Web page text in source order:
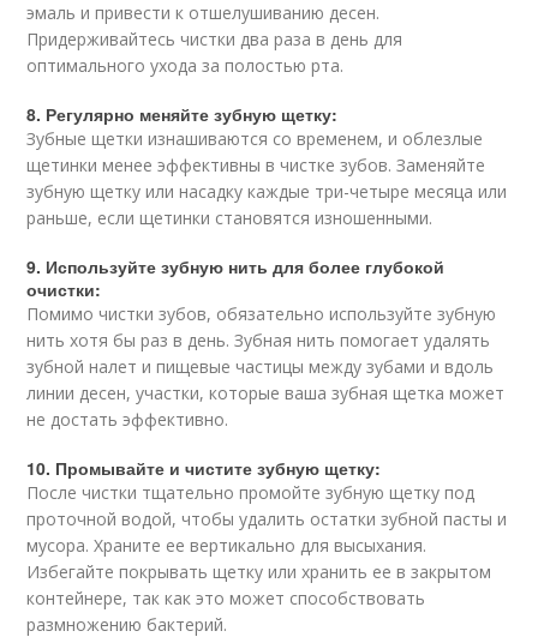
эмаль и привести к отшелушиванию десен.
Придерживайтесь чистки два раза в день для
оптимального ухода за полостью рта.
8. Регулярно меняйте зубную щетку:
Зубные щетки изнашиваются со временем, и облезлые
щетинки менее эффективны в чистке зубов. Заменяйте
зубную щетку или насадку каждые три-четыре месяца или
раньше, если щетинки становятся изношенными.
9. Используйте зубную нить для более глубокой
очистки:
Помимо чистки зубов, обязательно используйте зубную
нить хотя бы раз в день. Зубная нить помогает удалять
зубной налет и пищевые частицы между зубами и вдоль
линии десен, участки, которые ваша зубная щетка может
не достать эффективно.
10. Промывайте и чистите зубную щетку:
После чистки тщательно промойте зубную щетку под
проточной водой, чтобы удалить остатки зубной пасты и
мусора. Храните ее вертикально для высыхания.
Избегайте покрывать щетку или хранить ее в закрытом
контейнере, так как это может способствовать
размножению бактерий.